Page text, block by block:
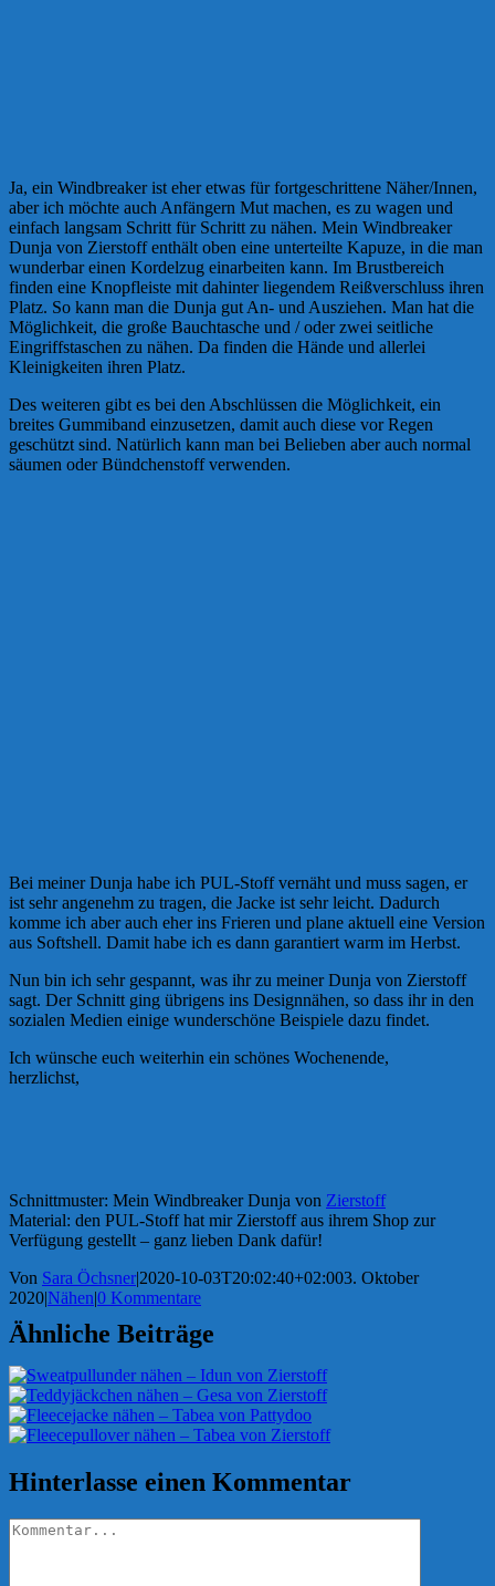
Ja, ein Windbreaker ist eher etwas für fortgeschrittene Näher/Innen,
aber ich möchte auch Anfängern Mut machen, es zu wagen und
einfach langsam Schritt für Schritt zu nähen. Mein Windbreaker
Dunja von Zierstoff enthält oben eine unterteilte Kapuze, in die man
wunderbar einen Kordelzug einarbeiten kann. Im Brustbereich
finden eine Knopfleiste mit dahinter liegendem Reißverschluss ihren
Platz. So kann man die Dunja gut An- und Ausziehen. Man hat die
Möglichkeit, die große Bauchtasche und / oder zwei seitliche
Eingriffstaschen zu nähen. Da finden die Hände und allerlei
Kleinigkeiten ihren Platz.
Des weiteren gibt es bei den Abschlüssen die Möglichkeit, ein
breites Gummiband einzusetzen, damit auch diese vor Regen
geschützt sind. Natürlich kann man bei Belieben aber auch normal
säumen oder Bündchenstoff verwenden.
Bei meiner Dunja habe ich PUL-Stoff vernäht und muss sagen, er
ist sehr angenehm zu tragen, die Jacke ist sehr leicht. Dadurch
komme ich aber auch eher ins Frieren und plane aktuell eine Version
aus Softshell. Damit habe ich es dann garantiert warm im Herbst.
Nun bin ich sehr gespannt, was ihr zu meiner Dunja von Zierstoff
sagt. Der Schnitt ging übrigens ins Designnähen, so dass ihr in den
sozialen Medien einige wunderschöne Beispiele dazu findet.
Ich wünsche euch weiterhin ein schönes Wochenende,
herzlichst,
Schnittmuster: Mein Windbreaker Dunja von Zierstoff
Material: den PUL-Stoff hat mir Zierstoff aus ihrem Shop zur
Verfügung gestellt – ganz lieben Dank dafür!
Von Sara Öchsner|2020-10-03T20:02:40+02:003. Oktober
2020|Nähen|0 Kommentare
Ähnliche Beiträge
Hinterlasse einen Kommentar
Kommentar